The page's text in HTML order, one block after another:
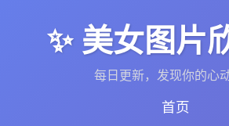
✨ 美女图片
每日更新，发现你的心
首页